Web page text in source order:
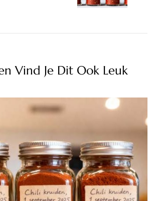
Vind Je Dit Ook Leuk